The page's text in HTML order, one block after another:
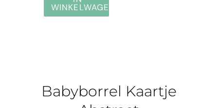
WINKELWAGEN
Babyborrel Kaartje